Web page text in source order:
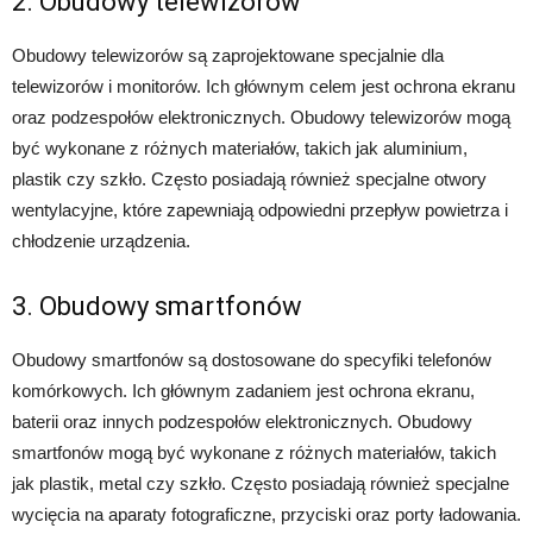
Obudowy telewizorów są zaprojektowane specjalnie dla
telewizorów i monitorów. Ich głównym celem jest ochrona ekranu
oraz podzespołów elektronicznych. Obudowy telewizorów mogą
być wykonane z różnych materiałów, takich jak aluminium,
plastik czy szkło. Często posiadają również specjalne otwory
wentylacyjne, które zapewniają odpowiedni przepływ powietrza i
chłodzenie urządzenia.
3. Obudowy smartfonów
Obudowy smartfonów są dostosowane do specyfiki telefonów
komórkowych. Ich głównym zadaniem jest ochrona ekranu,
baterii oraz innych podzespołów elektronicznych. Obudowy
smartfonów mogą być wykonane z różnych materiałów, takich
jak plastik, metal czy szkło. Często posiadają również specjalne
wycięcia na aparaty fotograficzne, przyciski oraz porty ładowania.